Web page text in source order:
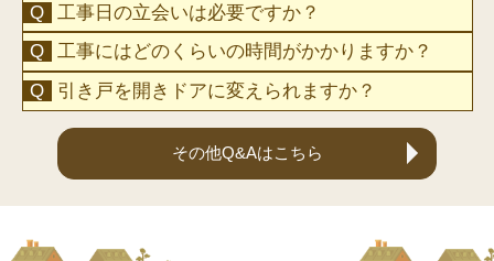
工事日の立会いは必要ですか？
工事にはどのくらいの時間がかかりますか？
引き戸を開きドアに変えられますか？
その他Q&Aはこちら